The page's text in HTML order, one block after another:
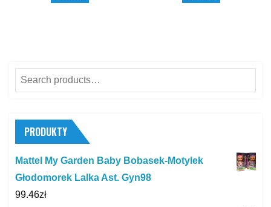
Search
for:
PRODUKTY
Mattel My Garden Baby Bobasek-Motylek
Głodomorek Lalka Ast. Gyn98
99.46zł